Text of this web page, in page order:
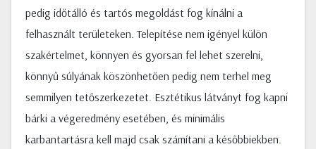
pedig időtálló és tartós megoldást fog kínálni a
felhasznált területeken. Telepítése nem igényel külön
szakértelmet, könnyen és gyorsan fel lehet szerelni,
könnyű súlyának köszönhetően pedig nem terhel meg
semmilyen tetőszerkezetet. Esztétikus látványt fog kapni
bárki a végeredmény esetében, és minimális
karbantartásra kell majd csak számítani a későbbiekben.